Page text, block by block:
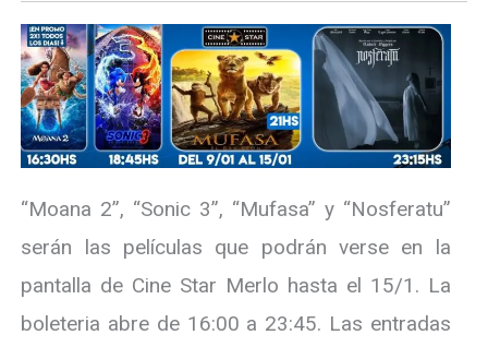
“Moana 2”, “Sonic 3”, “Mufasa” y “Nosferatu”
serán las películas que podrán verse en la
pantalla de Cine Star Merlo hasta el 15/1. La
boleteria abre de 16:00 a 23:45. Las entradas